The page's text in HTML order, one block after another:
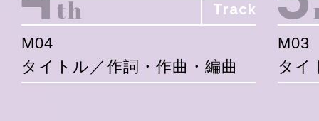
Track
M04
タイトル／作詞・作曲・編曲
M03
タイ